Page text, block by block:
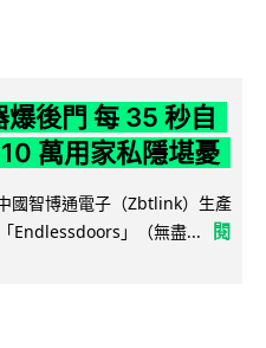
後門 每 35 秒自
萬用家私隱堪憂
國智博通電子（Zbtlink）生產
Endlessdoors」（無盡...
閱